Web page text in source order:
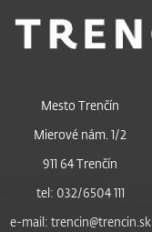
Mesto Trenčín
Mierové nám. 1/2
911 64 Trenčín
tel: 032/6504 111
e-mail: trencin@trencin.sk